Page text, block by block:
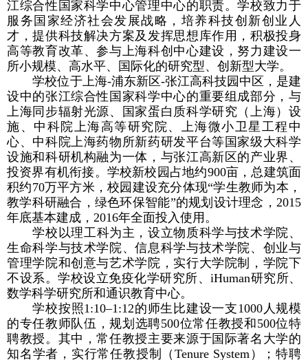
江综合性国家科学中心管理中心的职责。学校致力于
服务国家经济社会发展战略，培养科技创新创业人
才，提供科技解决方案及发挥思想库作用，积极投身
高等教育改革、参与上海科创中心建设，努力建设一
所小规模、高水平、国际化的研究型、创新型大学。
学校位于上海-浦东新区-张江高科技园中区，是建
设中的张江综合性国家科学中心的重要组成部分，与
上海同步辐射光源、国家蛋白质科学研究（上海）设
施、中科院上海高等研究院、上海微小卫星工程中
心、中科院上海药物所新药研发平台等国家级大科学
设施和科研机构融为一体，与张江高新区的产业界、
投资界有机衔接。学校新校园占地约900亩，总建筑面
积约70万平方米，校园建设充分体现“学生教师为本，
教学科研融合，绿色环保智能”的规划设计理念， 2015
年底基本建成， 2016年全面投入使用。
学校以理工科为主，设立物质科学与技术学院、
生命科学与技术学院、信息科学与技术学院、创业与
管理学院和创意与艺术学院，实行大学院制，学院下
不设系。学校设立免疫化学研究所、 iHuman研究所、
数学科学研究所和通识教育中心。
学校按照1:10–1:12的师生比建设一支1000人规模
的专任教师队伍，规划选聘500位常任教授和500位特
聘教授。其中，常任教授主要来源于国际著名大学的
知名学者，实行常任教授制（Tenure System ）；特聘